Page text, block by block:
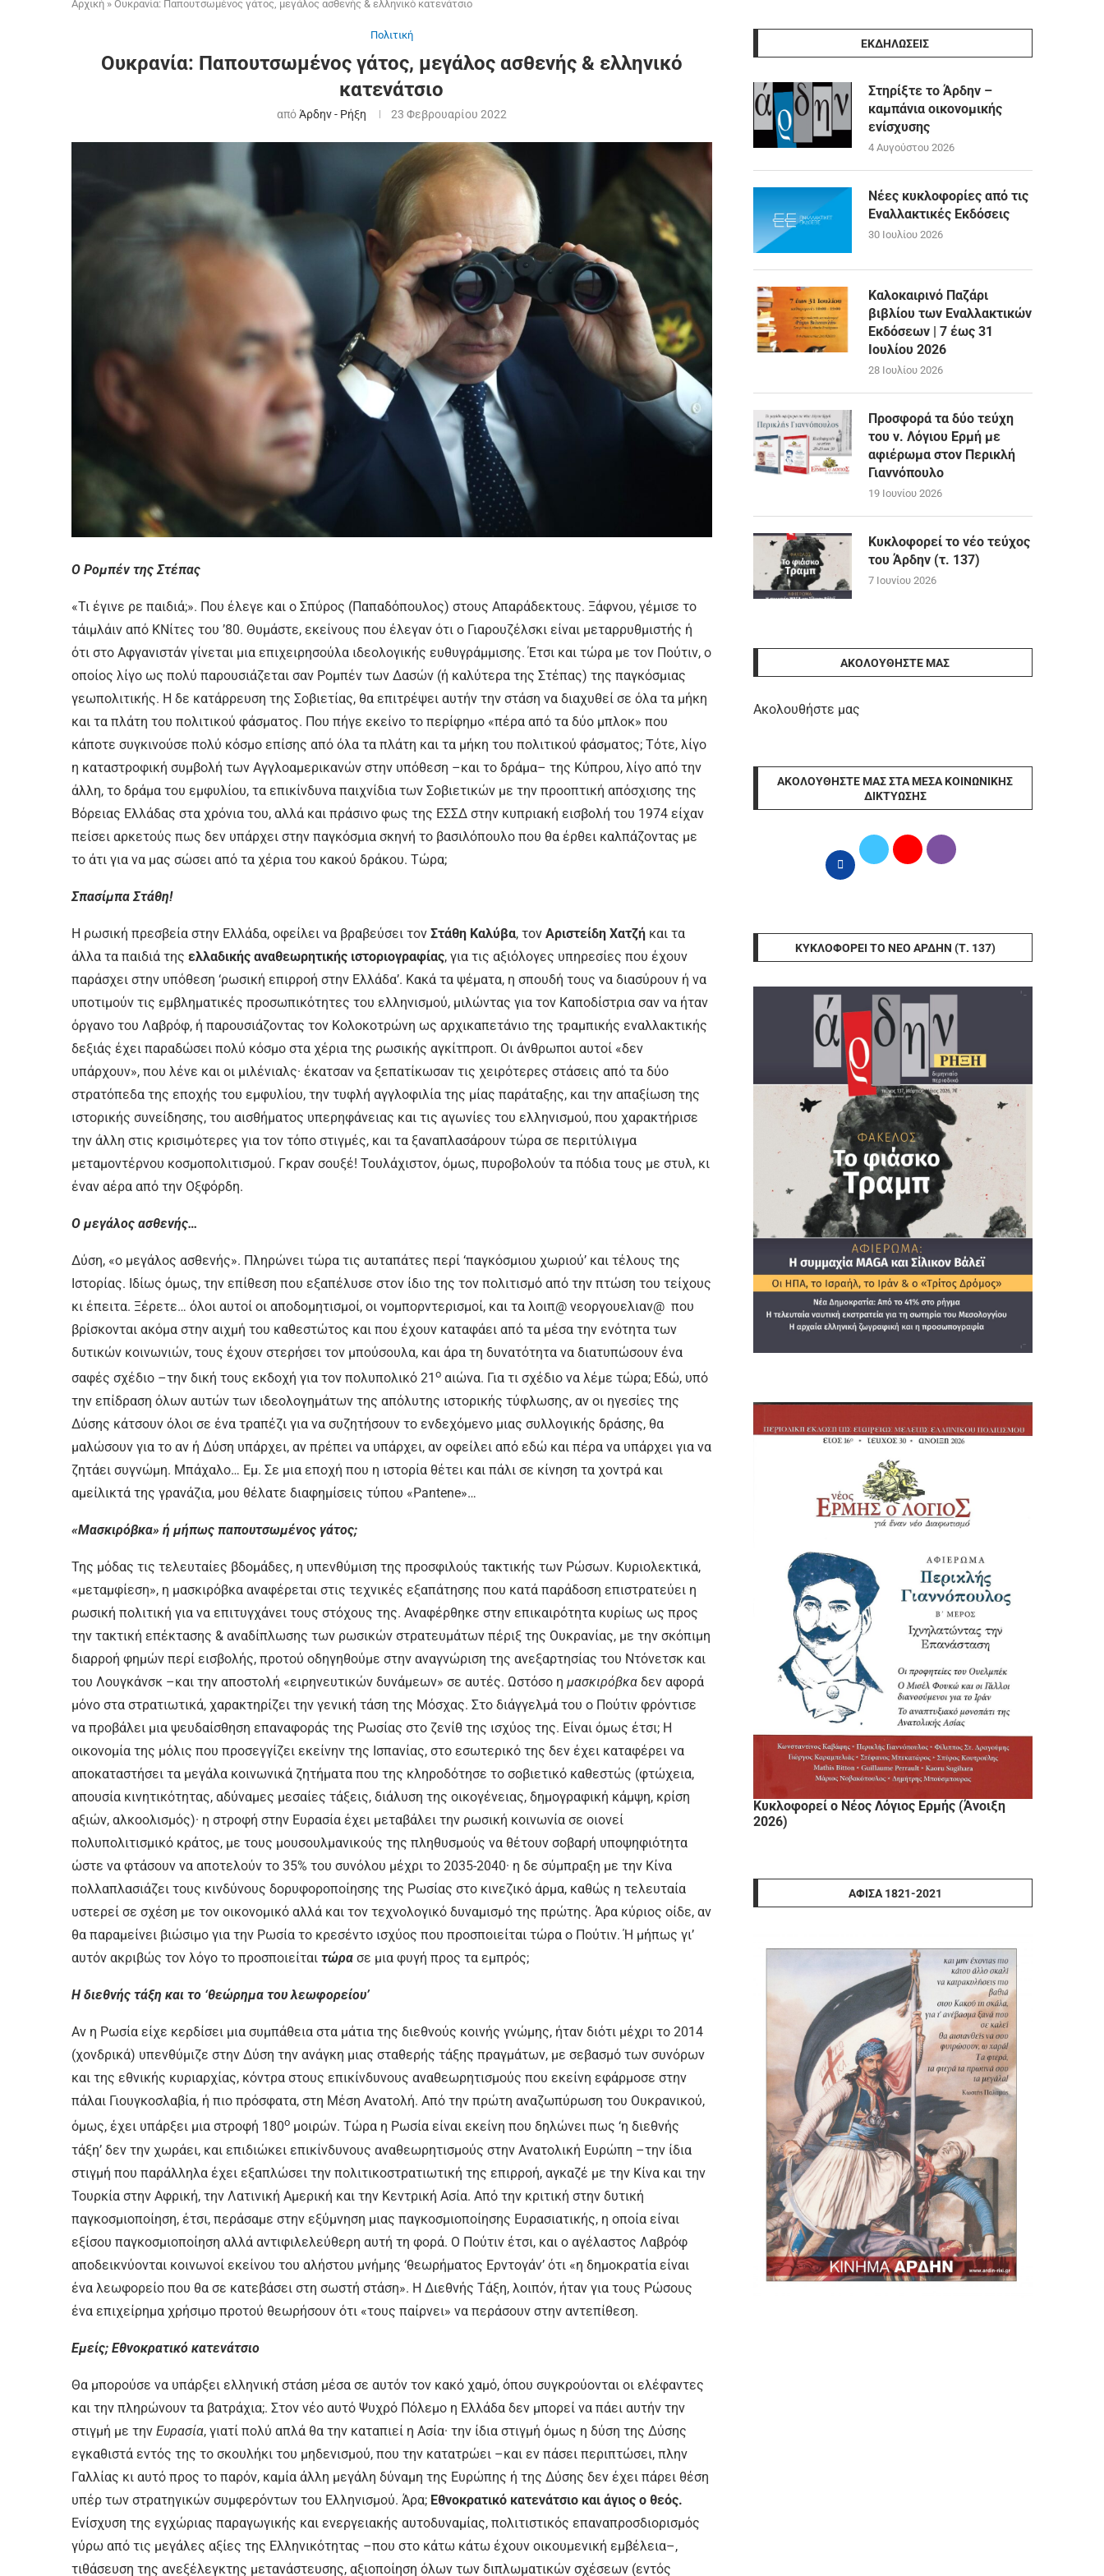
Αρχική » Ουκρανία: Παπουτσωμένος γάτος, μεγάλος ασθενής & ελληνικό κατενάτσιο
Πολιτική
Ουκρανία: Παπουτσωμένος γάτος, μεγάλος ασθενής & ελληνικό
κατενάτσιο
απόΆρδην - Ρήξη 23 Φεβρουαρίου 2022
Ο Ρομπέν της Στέπας
«Τι έγινε ρε παιδιά;». Που έλεγε και ο Σπύρος (Παπαδόπουλος) στους Απαράδεκτους. Ξάφνου, γέμισε το
τάιμλάιν από ΚΝίτες του ’80. Θυμάστε, εκείνους που έλεγαν ότι ο Γιαρουζέλσκι είναι μεταρρυθμιστής ή
ότι στο Αφγανιστάν γίνεται μια επιχειρησούλα ιδεολογικής ευθυγράμμισης. Έτσι και τώρα με τον Πούτιν, ο
οποίος λίγο ως πολύ παρουσιάζεται σαν Ρομπέν των Δασών (ή καλύτερα της Στέπας) της παγκόσμιας
γεωπολιτικής. Η δε κατάρρευση της Σοβιετίας, θα επιτρέψει αυτήν την στάση να διαχυθεί σε όλα τα μήκη
και τα πλάτη του πολιτικού φάσματος. Που πήγε εκείνο το περίφημο «πέρα από τα δύο μπλοκ» που
κάποτε συγκινούσε πολύ κόσμο επίσης από όλα τα πλάτη και τα μήκη του πολιτικού φάσματος; Τότε, λίγο
η καταστροφική συμβολή των Αγγλοαμερικανών στην υπόθεση –και το δράμα– της Κύπρου, λίγο από την
άλλη, το δράμα του εμφυλίου, τα επικίνδυνα παιχνίδια των Σοβιετικών με την προοπτική απόσχισης της
Βόρειας Ελλάδας στα χρόνια του, αλλά και πράσινο φως της ΕΣΣΔ στην κυπριακή εισβολή του 1974 είχαν
πείσει αρκετούς πως δεν υπάρχει στην παγκόσμια σκηνή το βασιλόπουλο που θα έρθει καλπάζοντας με
το άτι για να μας σώσει από τα χέρια του κακού δράκου. Τώρα;
Σπασίμπα Στάθη!
Η ρωσική πρεσβεία στην Ελλάδα, οφείλει να βραβεύσει τον Στάθη Καλύβα, τον Αριστείδη Χατζή και τα
άλλα τα παιδιά της ελλαδικής αναθεωρητικής ιστοριογραφίας, για τις αξιόλογες υπηρεσίες που έχουν
παράσχει στην υπόθεση ‘ρωσική επιρροή στην Ελλάδα’. Κακά τα ψέματα, η σπουδή τους να διασύρουν ή να
υποτιμούν τις εμβληματικές προσωπικότητες του ελληνισμού, μιλώντας για τον Καποδίστρια σαν να ήταν
όργανο του Λαβρόφ, ή παρουσιάζοντας τον Κολοκοτρώνη ως αρχικαπετάνιο της τραμπικής εναλλακτικής
δεξιάς έχει παραδώσει πολύ κόσμο στα χέρια της ρωσικής αγκίτπροπ. Οι άνθρωποι αυτοί «δεν
υπάρχουν», που λένε και οι μιλένιαλς· έκατσαν να ξεπατίκωσαν τις χειρότερες στάσεις από τα δύο
στρατόπεδα της εποχής του εμφυλίου, την τυφλή αγγλοφιλία της μίας παράταξης, και την απαξίωση της
ιστορικής συνείδησης, του αισθήματος υπερηφάνειας και τις αγωνίες του ελληνισμού, που χαρακτήρισε
την άλλη στις κρισιμότερες για τον τόπο στιγμές, και τα ξαναπλασάρουν τώρα σε περιτύλιγμα
μεταμοντέρνου κοσμοπολιτισμού. Γκραν σουξέ! Τουλάχιστον, όμως, πυροβολούν τα πόδια τους με στυλ, κι
έναν αέρα από την Οξφόρδη.
Ο μεγάλος ασθενής…
Δύση, «ο μεγάλος ασθενής». Πληρώνει τώρα τις αυταπάτες περί ‘παγκόσμιου χωριού’ και τέλους της
Ιστορίας. Ιδίως όμως, την επίθεση που εξαπέλυσε στον ίδιο της τον πολιτισμό από την πτώση του τείχους
κι έπειτα. Ξέρετε… όλοι αυτοί οι αποδομητισμοί, οι νομπορντερισμοί, και τα λοιπ@ νεοργουελιαν@ που
βρίσκονται ακόμα στην αιχμή του καθεστώτος και που έχουν καταφάει από τα μέσα την ενότητα των
δυτικών κοινωνιών, τους έχουν στερήσει τον μπούσουλα, και άρα τη δυνατότητα να διατυπώσουν ένα
σαφές σχέδιο –την δική τους εκδοχή για τον πολυπολικό 21 ο αιώνα. Για τι σχέδιο να λέμε τώρα; Εδώ, υπό
την επίδραση όλων αυτών των ιδεολογημάτων της απόλυτης ιστορικής τύφλωσης, αν οι ηγεσίες της
Δύσης κάτσουν όλοι σε ένα τραπέζι για να συζητήσουν το ενδεχόμενο μιας συλλογικής δράσης, θα
μαλώσουν για το αν ή Δύση υπάρχει, αν πρέπει να υπάρχει, αν οφείλει από εδώ και πέρα να υπάρχει για να
ζητάει συγνώμη. Μπάχαλο… Εμ. Σε μια εποχή που η ιστορία θέτει και πάλι σε κίνηση τα χοντρά και
αμείλικτά της γρανάζια, μου θέλατε διαφημίσεις τύπου «Pantene»…
«Μασκιρόβκα» ή μήπως παπουτσωμένος γάτος;
Της μόδας τις τελευταίες βδομάδες, η υπενθύμιση της προσφιλούς τακτικής των Ρώσων. Κυριολεκτικά,
«μεταμφίεση», η μασκιρόβκα αναφέρεται στις τεχνικές εξαπάτησης που κατά παράδοση επιστρατεύει η
ρωσική πολιτική για να επιτυγχάνει τους στόχους της. Αναφέρθηκε στην επικαιρότητα κυρίως ως προς
την τακτική επέκτασης & αναδίπλωσης των ρωσικών στρατευμάτων πέριξ της Ουκρανίας, με την σκόπιμη
διαρροή φημών περί εισβολής, προτού οδηγηθούμε στην αναγνώριση της ανεξαρτησίας του Ντόνετσκ και
του Λουγκάνσκ –και την αποστολή «ειρηνευτικών δυνάμεων» σε αυτές. Ωστόσο η μασκιρόβκα δεν αφορά
μόνο στα στρατιωτικά, χαρακτηρίζει την γενική τάση της Μόσχας. Στο διάγγελμά του ο Πούτιν φρόντισε
να προβάλει μια ψευδαίσθηση επαναφοράς της Ρωσίας στο ζενίθ της ισχύος της. Είναι όμως έτσι; Η
οικονομία της μόλις που προσεγγίζει εκείνην της Ισπανίας, στο εσωτερικό της δεν έχει καταφέρει να
αποκαταστήσει τα μεγάλα κοινωνικά ζητήματα που της κληροδότησε το σοβιετικό καθεστώς (φτώχεια,
απουσία κινητικότητας, αδύναμες μεσαίες τάξεις, διάλυση της οικογένειας, δημογραφική κάμψη, κρίση
αξιών, αλκοολισμός)· η στροφή στην Ευρασία έχει μεταβάλει την ρωσική κοινωνία σε οιονεί
πολυπολιτισμικό κράτος, με τους μουσουλμανικούς της πληθυσμούς να θέτουν σοβαρή υποψηφιότητα
ώστε να φτάσουν να αποτελούν το 35% του συνόλου μέχρι το 2035-2040· η δε σύμπραξη με την Κίνα
πολλαπλασιάζει τους κινδύνους δορυφοροποίησης της Ρωσίας στο κινεζικό άρμα, καθώς η τελευταία
υστερεί σε σχέση με τον οικονομικό αλλά και τον τεχνολογικό δυναμισμό της πρώτης. Άρα κύριος οίδε, αν
θα παραμείνει βιώσιμο για την Ρωσία το κρεσέντο ισχύος που προσποιείται τώρα ο Πούτιν. Ή μήπως γι’
αυτόν ακριβώς τον λόγο το προσποιείται τώρα σε μια φυγή προς τα εμπρός;
Η διεθνής τάξη και το ‘θεώρημα του λεωφορείου’
Αν η Ρωσία είχε κερδίσει μια συμπάθεια στα μάτια της διεθνούς κοινής γνώμης, ήταν διότι μέχρι το 2014
(χονδρικά) υπενθύμιζε στην Δύση την ανάγκη μιας σταθερής τάξης πραγμάτων, με σεβασμό των συνόρων
και της εθνικής κυριαρχίας, κόντρα στους επικίνδυνους αναθεωρητισμούς που εκείνη εφάρμοσε στην
πάλαι Γιουγκοσλαβία, ή πιο πρόσφατα, στη Μέση Ανατολή. Από την πρώτη αναζωπύρωση του Ουκρανικού,
όμως, έχει υπάρξει μια στροφή 180ο μοιρών. Τώρα η Ρωσία είναι εκείνη που δηλώνει πως ‘η διεθνής
τάξη’ δεν την χωράει, και επιδιώκει επικίνδυνους αναθεωρητισμούς στην Ανατολική Ευρώπη –την ίδια
στιγμή που παράλληλα έχει εξαπλώσει την πολιτικοστρατιωτική της επιρροή, αγκαζέ με την Κίνα και την
Τουρκία στην Αφρική, την Λατινική Αμερική και την Κεντρική Ασία. Από την κριτική στην δυτική
παγκοσμιοποίηση, έτσι, περάσαμε στην εξύμνηση μιας παγκοσμιοποίησης Ευρασιατικής, η οποία είναι
εξίσου παγκοσμιοποίηση αλλά αντιφιλελεύθερη αυτή τη φορά. Ο Πούτιν έτσι, και ο αγέλαστος Λαβρόφ
αποδεικνύονται κοινωνοί εκείνου του αλήστου μνήμης ‘θεωρήματος Ερντογάν’ ότι «η δημοκρατία είναι
ένα λεωφορείο που θα σε κατεβάσει στη σωστή στάση». Η Διεθνής Τάξη, λοιπόν, ήταν για τους Ρώσους
ένα επιχείρημα χρήσιμο προτού θεωρήσουν ότι «τους παίρνει» να περάσουν στην αντεπίθεση.
Εμείς; Εθνοκρατικό κατενάτσιο
Θα μπορούσε να υπάρξει ελληνική στάση μέσα σε αυτόν τον κακό χαμό, όπου συγκρούονται οι ελέφαντες
και την πληρώνουν τα βατράχια;. Στον νέο αυτό Ψυχρό Πόλεμο η Ελλάδα δεν μπορεί να πάει αυτήν την
στιγμή με την Ευρασία, γιατί πολύ απλά θα την καταπιεί η Ασία· την ίδια στιγμή όμως η δύση της Δύσης
εγκαθιστά εντός της το σκουλήκι του μηδενισμού, που την κατατρώει –και εν πάσει περιπτώσει, πλην
Γαλλίας κι αυτό προς το παρόν, καμία άλλη μεγάλη δύναμη της Ευρώπης ή της Δύσης δεν έχει πάρει θέση
υπέρ των στρατηγικών συμφερόντων του Ελληνισμού. Άρα; Εθνοκρατικό κατενάτσιο και άγιος ο θεός.
Ενίσχυση της εγχώριας παραγωγικής και ενεργειακής αυτοδυναμίας, πολιτιστικός επαναπροσδιορισμός
γύρω από τις μεγάλες αξίες της Ελληνικότητας –που στο κάτω κάτω έχουν οικουμενική εμβέλεια–,
τιθάσευση της ανεξέλεγκτης μετανάστευσης, αξιοποίηση όλων των διπλωματικών σχέσεων (εντός
ΕΚΔΗΛΩΣΕΙΣ
Στηρίξτε το Άρδην –
καμπάνια οικονομικής
ενίσχυσης
4 Αυγούστου 2026
Νέες κυκλοφορίες από τις
Εναλλακτικές Εκδόσεις
30 Ιουλίου 2026
Καλοκαιρινό Παζάρι
βιβλίου των Εναλλακτικών
Εκδόσεων | 7 έως 31
Ιουλίου 2026
28 Ιουλίου 2026
Προσφορά τα δύο τεύχη
του ν. Λόγιου Ερμή με
αφιέρωμα στον Περικλή
Γιαννόπουλο
19 Ιουνίου 2026
Κυκλοφορεί το νέο τεύχος
του Άρδην (τ. 137)
7 Ιουνίου 2026
ΑΚΟΛΟΥΘΉΣΤΕ ΜΑΣ
Ακολουθήστε μας
ΑΚΟΛΟΥΘΉΣΤΕ ΜΑΣ ΣΤΑ ΜΈΣΑ ΚΟΙΝΩΝΙΚΉΣ
ΔΙΚΤΎΩΣΗΣ
ΚΥΚΛΟΦΟΡΕΊ ΤΟ ΝΈΟ ΆΡΔΗΝ (Τ. 137)
Κυκλοφορεί ο Νέος Λόγιος Ερμής (Άνοιξη
2026)
ΑΦΊΣΑ 1821-2021